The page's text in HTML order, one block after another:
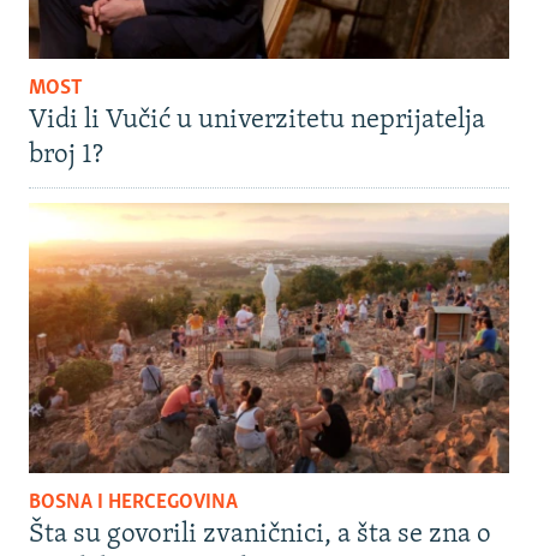
MOST
Vidi li Vučić u univerzitetu neprijatelja
broj 1?
BOSNA I HERCEGOVINA
Šta su govorili zvaničnici, a šta se zna o